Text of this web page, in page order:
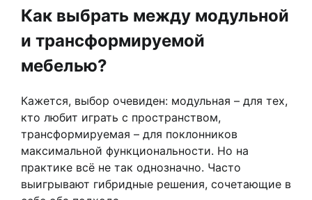
Как выбрать между модульной
и трансформируемой
мебелью?
Кажется, выбор очевиден: модульная – для тех,
кто любит играть с пространством,
трансформируемая – для поклонников
максимальной функциональности. Но на
практике всё не так однозначно. Часто
выигрывают гибридные решения, сочетающие в